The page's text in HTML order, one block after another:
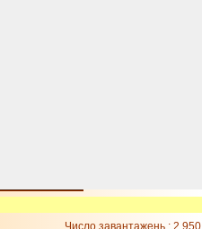
Число завантажень : 2 950